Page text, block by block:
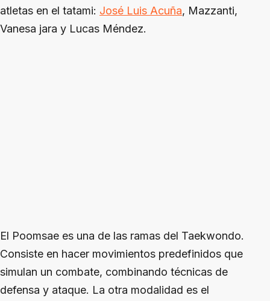
atletas en el tatami: José Luis Acuña, Mazzanti,
Vanesa jara y Lucas Méndez.
El Poomsae es una de las ramas del Taekwondo.
Consiste en hacer movimientos predefinidos que
simulan un combate, combinando técnicas de
defensa y ataque. La otra modalidad es el